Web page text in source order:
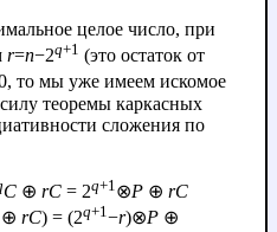
целое число, при
r=n−2q+1 (это остаток от
то мы уже имеем искомое
теоремы каркасных
сложения по
C ⊕ rC = 2q+1 ⊗P ⊕ rC
⊕ rC) = (2q+1 −r)⊗P ⊕